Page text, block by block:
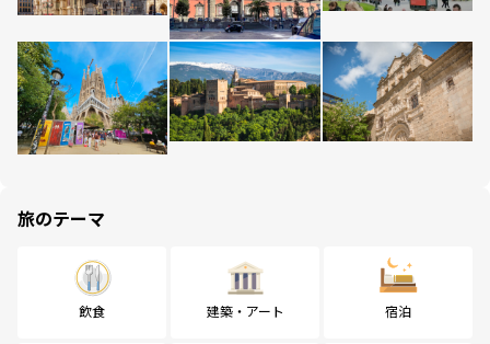
旅のテーマ
飲食 建築・アート 宿泊